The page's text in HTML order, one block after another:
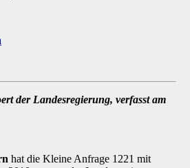
der Landesregierung, verfasst am
hat die Kleine Anfrage 1221 mit